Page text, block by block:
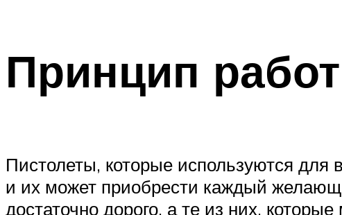
Принцип
Пистолеты, которые используются для
и их может приобрести каждый
достаточно дорого, а те из них,